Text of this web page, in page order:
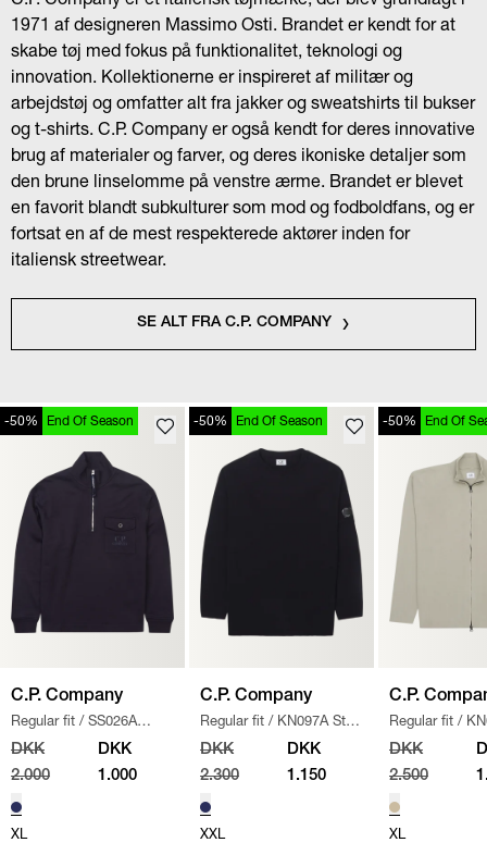
1971 af designeren Massimo Osti. Brandet er kendt for at
skabe tøj med fokus på funktionalitet, teknologi og
innovation. Kollektionerne er inspireret af militær og
arbejdstøj og omfatter alt fra jakker og sweatshirts til bukser
og t-shirts. C.P. Company er også kendt for deres innovative
brug af materialer og farver, og deres ikoniske detaljer som
den brune linselomme på venstre ærme. Brandet er blevet
en favorit blandt subkulturer som mod og fodboldfans, og er
fortsat en af de mest respekterede aktører inden for
italiensk streetwear.
SE ALT FRA C.P. COMPANY
-50% End Of Season
C.P. Company
Regular fit / SS026A
005086W SWEATSHIRT
DKK
2.000
DKK
1.000
XL
-50% End Of Season
C.P. Company
Regular fit / KN097A Strik
/ NAVY
DKK
2.300
DKK
1.150
XXL
-50% End Of
C.P.
Regular fit /
110560A STRIK
DKK
2.500
XL